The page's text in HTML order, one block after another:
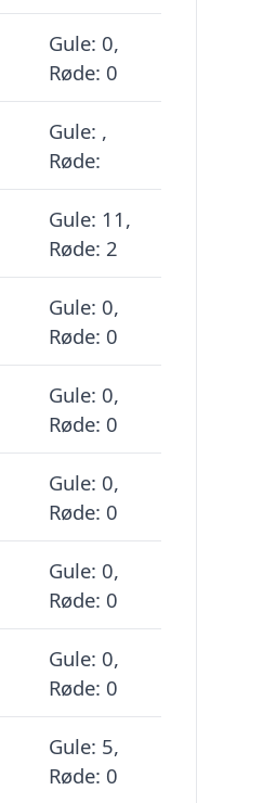
Gule: 0,
Røde: 0
Gule: ,
Røde:
Gule: 11,
Røde: 2
Gule: 0,
Røde: 0
Gule: 0,
Røde: 0
Gule: 0,
Røde: 0
Gule: 0,
Røde: 0
Gule: 0,
Røde: 0
Gule: 5,
Røde: 0